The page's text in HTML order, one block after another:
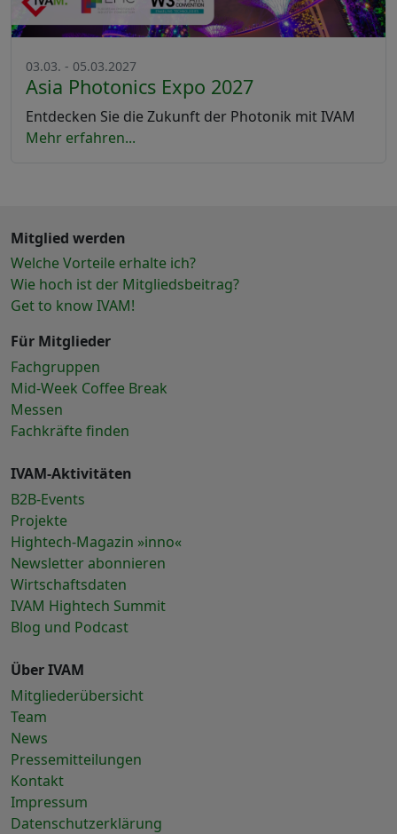
03.03. - 05.03.2027
Asia Photonics Expo 2027
Entdecken Sie die Zukunft der Photonik mit IVAM
Mehr erfahren...
Mitglied werden
Welche Vorteile erhalte ich?
Wie hoch ist der Mitgliedsbeitrag?
Get to know IVAM!
Für Mitglieder
Fachgruppen
Mid-Week Coffee Break
Messen
Fachkräfte finden
IVAM-Aktivitäten
B2B-Events
Projekte
Hightech-Magazin »inno«
Newsletter abonnieren
Wirtschaftsdaten
IVAM Hightech Summit
Blog und Podcast
Über IVAM
Mitgliederübersicht
Team
News
Pressemitteilungen
Kontakt
Impressum
Datenschutzerklärung